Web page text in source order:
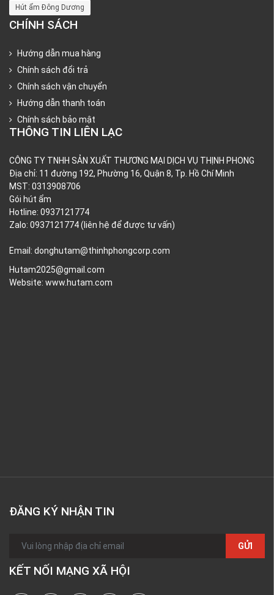
Hút ẩm Đông Dương
CHÍNH SÁCH
Hướng dẫn mua hàng
Chính sách đổi trả
Chính sách vận chuyển
Hướng dẫn thanh toán
Chính sách bảo mật
THÔNG TIN LIÊN LẠC
CÔNG TY TNHH SẢN XUẤT THƯƠNG MẠI DỊCH VỤ THỊNH PHONG
Địa chỉ: 11 đường 192, Phường 16, Quận 8, Tp. Hồ Chí Minh
MST: 0313908706
Gói hút ẩm
Hotline: 0937121774
Zalo: 0937121774 (liên hệ để được tư vấn)
Email: donghutam@thinhphongcorp.com
Hutam2025@gmail.com
Website: www.hutam.com
ĐĂNG KÝ NHẬN TIN
GỬI
KẾT NỐI MẠNG XÃ HỘI